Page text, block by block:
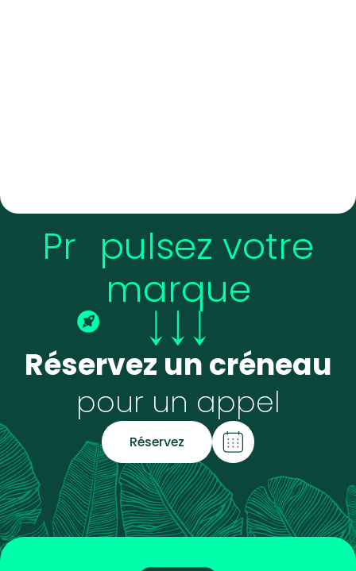
Pr pulsez votre
marque
Réservez un créneau
pour un appel
Réservez